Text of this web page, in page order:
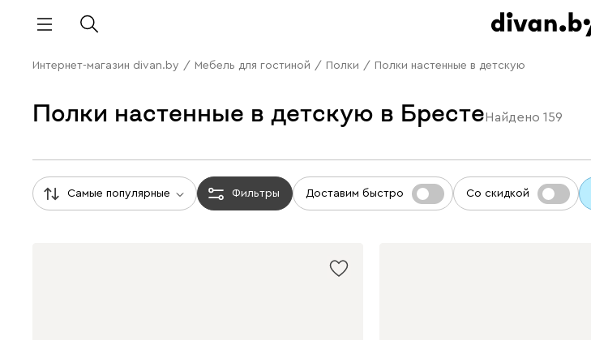
Интернет-магазин divan.by / Мебель для гостиной / Полки / Полки настенные в детскую
Полки настенные в детскую в Бресте Найдено 159
Самые популярные Фильтры Доставим быстро Со скидкой